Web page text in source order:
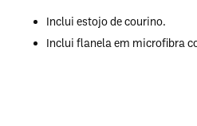
Inclui estojo de courino.
Inclui flanela em microfibra